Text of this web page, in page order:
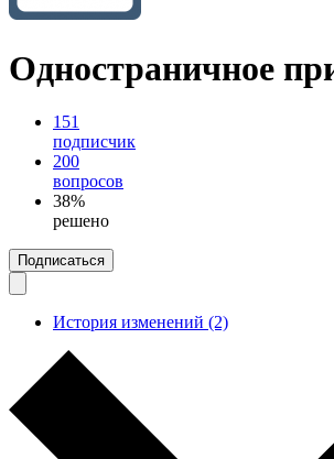
Одностраничное
151
подписчик
200
вопросов
38%
решено
Подписаться
История изменений (2)